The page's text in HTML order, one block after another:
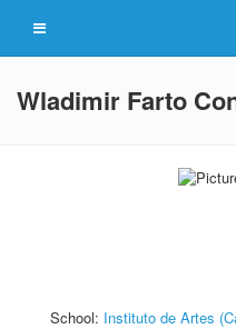
Wladimir Farto
School: Instituto de Artes